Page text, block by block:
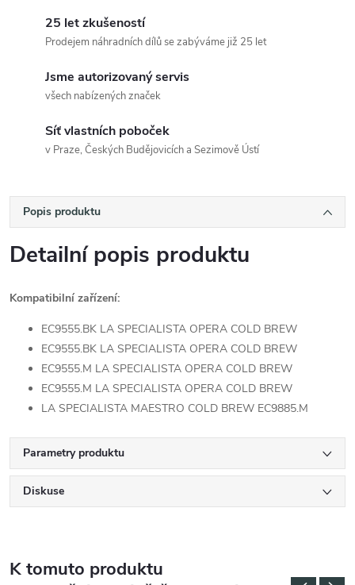
25 let zkušeností
Prodejem náhradních dílů se zabýváme již 25 let
Jsme autorizovaný servis
všech nabízených značek
Síť vlastních poboček
v Praze, Českých Budějovicích a Sezimově Ústí
Popis produktu
Detailní popis produktu
Kompatibilní zařízení:
EC9555.BK LA SPECIALISTA OPERA COLD BREW
EC9555.BK LA SPECIALISTA OPERA COLD BREW
EC9555.M LA SPECIALISTA OPERA COLD BREW
EC9555.M LA SPECIALISTA OPERA COLD BREW
LA SPECIALISTA MAESTRO COLD BREW EC9885.M
Parametry produktu
Diskuse
K tomuto produktu